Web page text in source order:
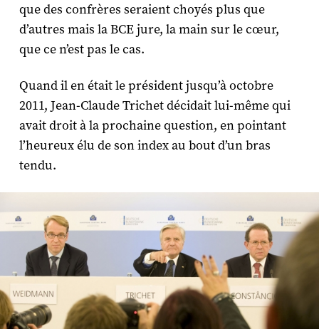
que des confrères seraient choyés plus que
d’autres mais la BCE jure, la main sur le cœur,
que ce n’est pas le cas.
Quand il en était le président jusqu’à octobre
2011, Jean-Claude Trichet décidait lui-même qui
avait droit à la prochaine question, en pointant
l’heureux élu de son index au bout d’un bras
tendu.